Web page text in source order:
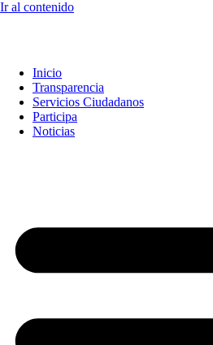
Ir al contenido
Inicio
Transparencia
Servicios Ciudadanos
Participa
Noticias